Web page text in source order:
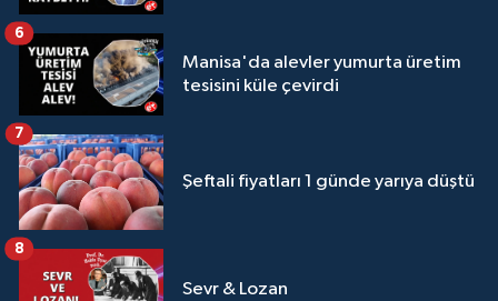
Manisa'da alevler yumurta üretim
tesisini küle çevirdi
6
Şeftali fiyatları 1 günde yarıya düştü
7
Sevr & Lozan
8